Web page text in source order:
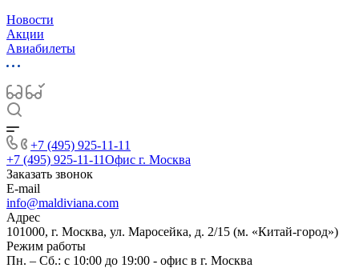
Новости
Акции
Авиабилеты
+7 (495) 925-11-11
+7 (495) 925-11-11Офис г. Москва
Заказать звонок
E-mail
info@maldiviana.com
Адрес
101000, г. Москва, ул. Маросейка, д. 2/15 (м. «Китай-город»)
Режим работы
Пн. – Сб.: с 10:00 до 19:00 - офис в г. Москва